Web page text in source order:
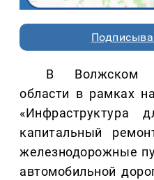
В Волжском
области в рамках
«Инфраструктура
капитальный
железнодорожные
автомобильной